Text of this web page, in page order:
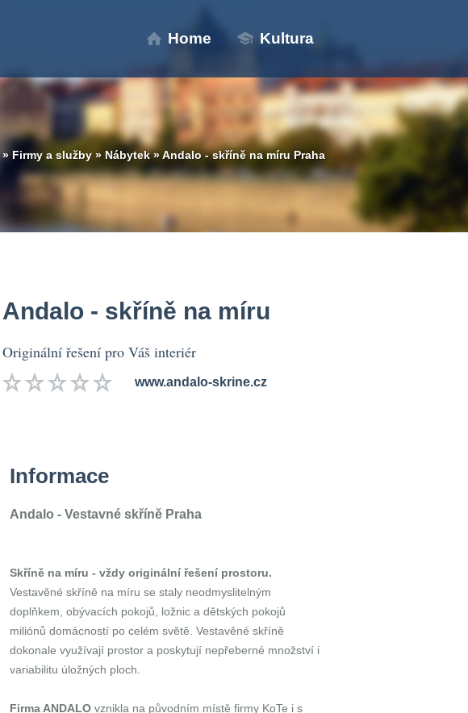
Home Kultura
» Firmy a služby » Nábytek »Andalo - skříně na míru Praha
Andalo - skříně na míru
Originální řešení pro Váš interiér
www.andalo-skrine.cz
Informace
Andalo - Vestavné skříně Praha
Skříně na míru - vždy originální řešení prostoru.
Vestavěné skříně na míru se staly neodmyslitelným
doplňkem, obývacích pokojů, ložnic a dětských pokojů
miliónů domácností po celém světě. Vestavěné skříně
dokonale využívají prostor a poskytují nepřeberné množství i
variabilitu úložných ploch.
Firma ANDALO vznikla na původním místě firmy KoTe i s